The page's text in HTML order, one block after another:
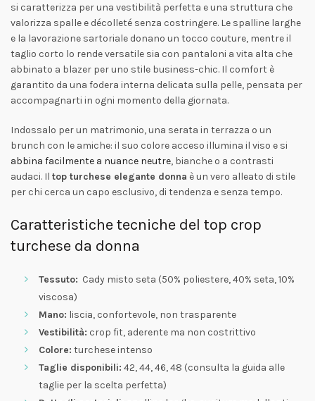
si caratterizza per una vestibilità perfetta e una struttura che
valorizza spalle e décolleté senza costringere. Le spalline larghe
e la lavorazione sartoriale donano un tocco couture, mentre il
taglio corto lo rende versatile sia con pantaloni a vita alta che
abbinato a blazer per uno stile business-chic. Il comfort è
garantito da una fodera interna delicata sulla pelle, pensata per
accompagnarti in ogni momento della giornata.
Indossalo per un matrimonio, una serata in terrazza o un
brunch con le amiche: il suo colore acceso illumina il viso e si
abbina facilmente a nuance neutre, bianche o a contrasti
audaci. Il top turchese elegante donna è un vero alleato di stile
per chi cerca un capo esclusivo, di tendenza e senza tempo.
Caratteristiche tecniche del top crop
turchese da donna
Tessuto: Cady misto seta (50% poliestere, 40% seta, 10%
viscosa)
Mano: liscia, confortevole, non trasparente
Vestibilità: crop fit, aderente ma non costrittivo
Colore: turchese intenso
Taglie disponibili: 42, 44, 46, 48 (consulta la guida alle
taglie per la scelta perfetta)